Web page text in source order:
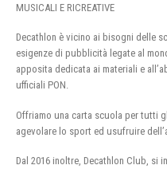
MUSICALI E RICREATIVE
Decathlon è vicino ai bisogni delle
esigenze di pubblicità legate al
apposita dedicata ai materiali e
ufficiali PON.
Offriamo una carta scuola per tutti
agevolare lo sport ed usufruire
Dal 2016 inoltre, Decathlon Club, si